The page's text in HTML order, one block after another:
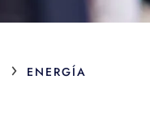
› ENERGÍA